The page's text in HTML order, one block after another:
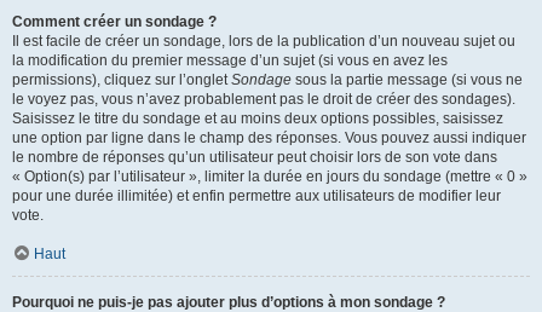
Comment créer un sondage ?
Il est facile de créer un sondage, lors de la publication d’un nouveau sujet ou
la modification du premier message d’un sujet (si vous en avez les
permissions), cliquez sur l’ongletSondage sous la partie message (si vous ne
le voyez pas, vous n’avez probablement pas le droit de créer des sondages).
Saisissez le titre du sondage et au moins deux options possibles, saisissez
une option par ligne dans le champ des réponses. Vous pouvez aussi indiquer
le nombre de réponses qu’un utilisateur peut choisir lors de son vote dans
« Option(s) par l’utilisateur », limiter la durée en jours du sondage (mettre « 0 »
pour une durée illimitée) et enfin permettre aux utilisateurs de modifier leur
vote.
Haut
Pourquoi ne puis-je pas ajouter plus d’options à mon sondage ?